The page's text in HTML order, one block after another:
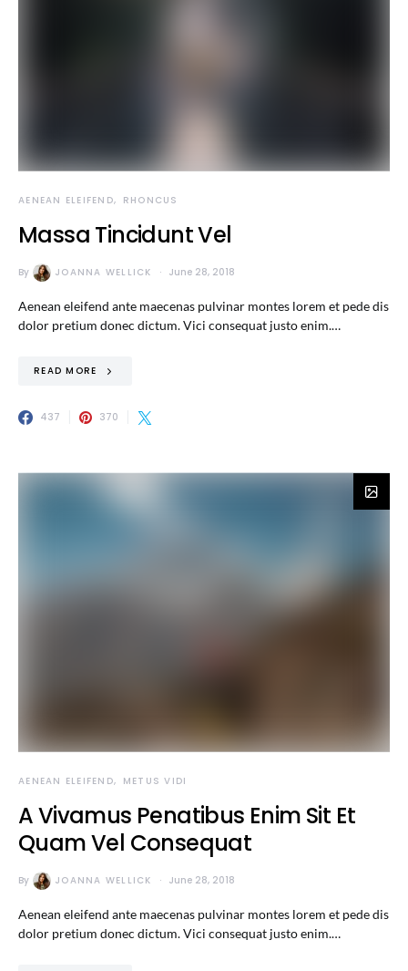
AENEAN ELEIFEND RHONCUS
Massa Tincidunt Vel
By JOANNA WELLICK June 28, 2018
Aenean eleifend ante maecenas pulvinar montes lorem et pede dis
dolor pretium donec dictum. Vici consequat justo enim.…
READ MORE
437 370
AENEAN ELEIFEND METUS VIDI
A Vivamus Penatibus Enim Sit Et
Quam Vel Consequat
By JOANNA WELLICK June 28, 2018
Aenean eleifend ante maecenas pulvinar montes lorem et pede dis
dolor pretium donec dictum. Vici consequat justo enim.…